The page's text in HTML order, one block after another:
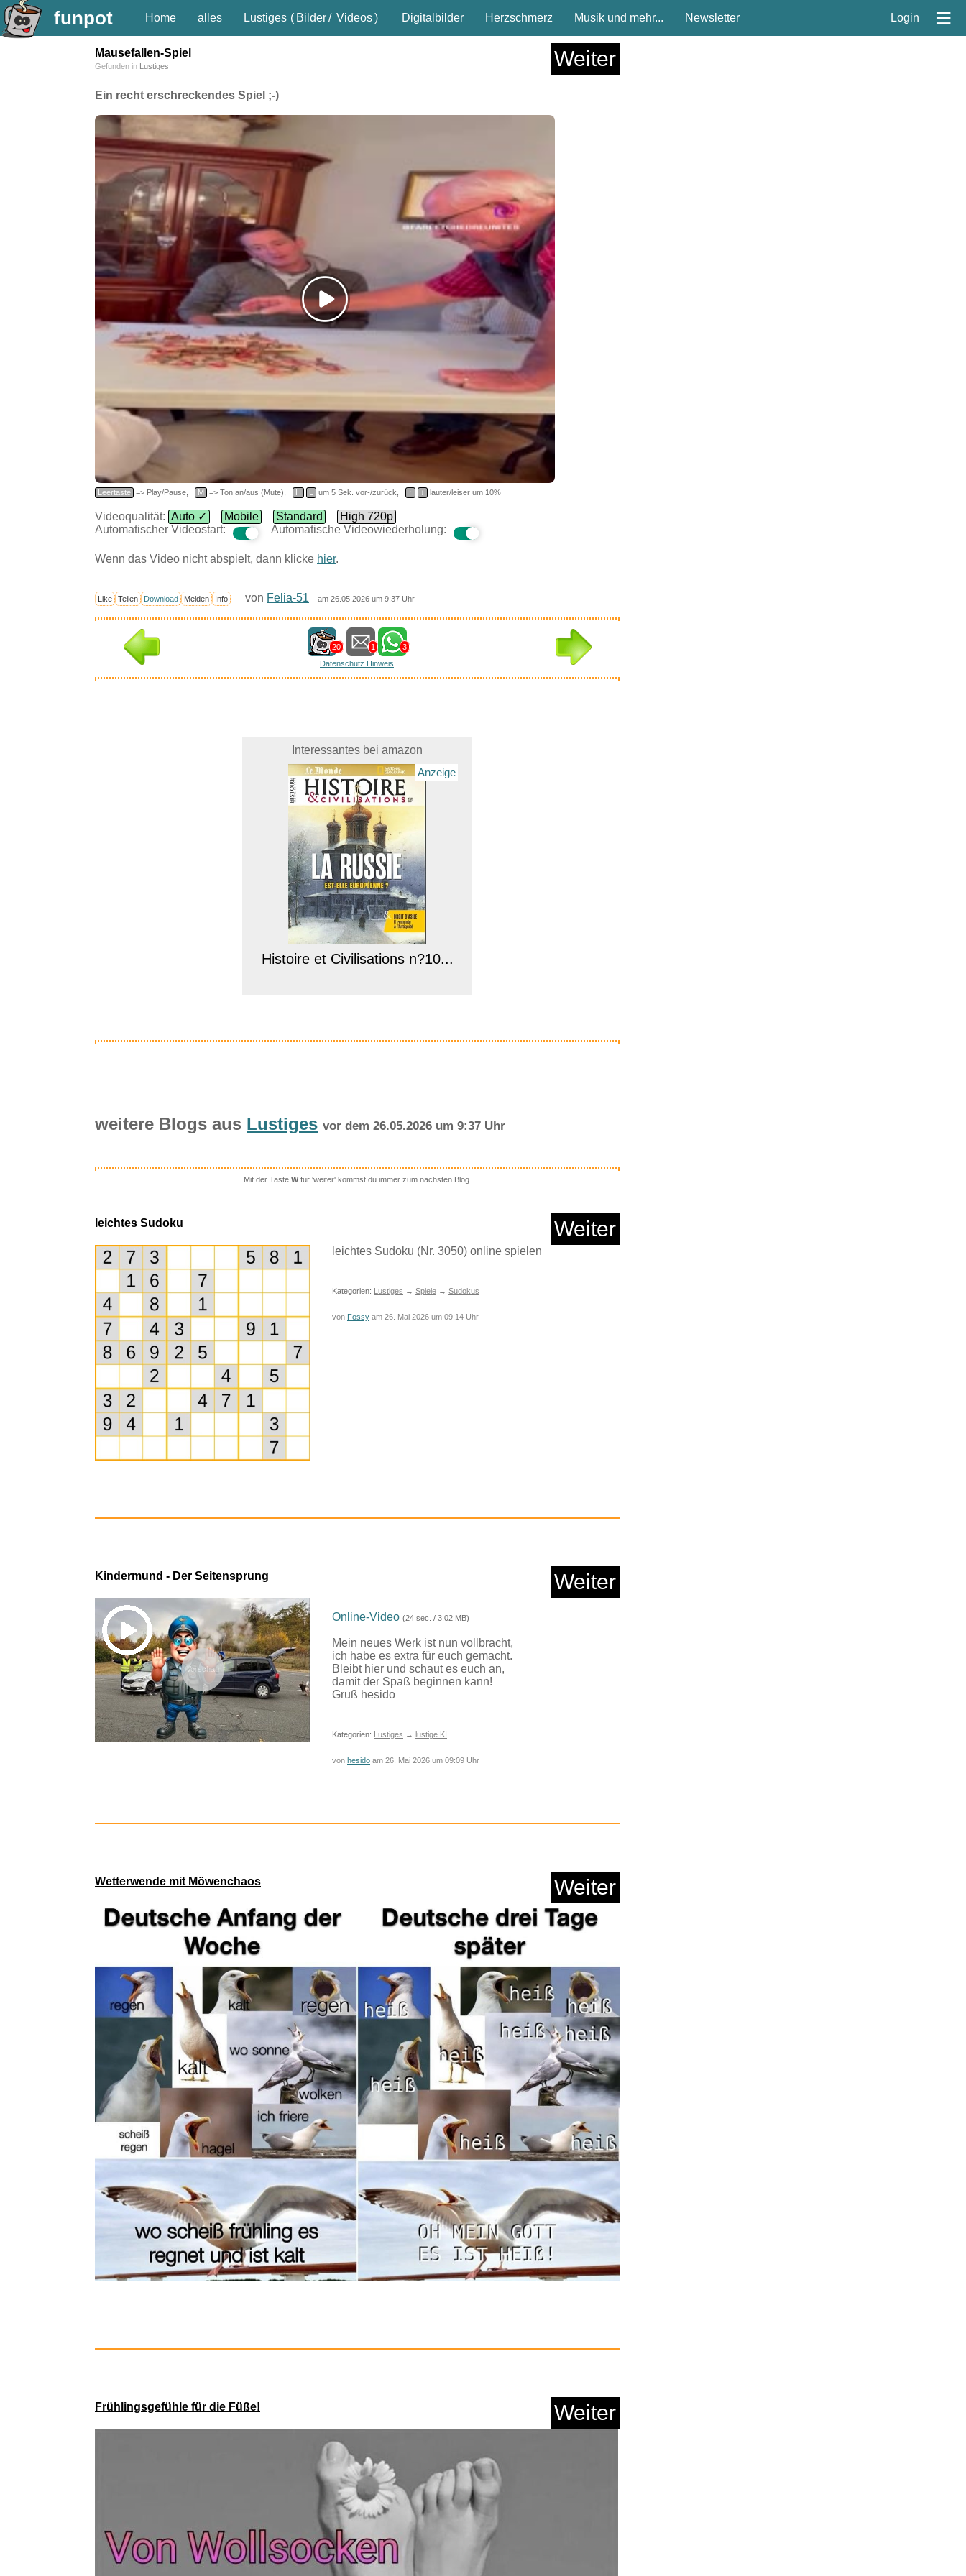
funpot Home alles Lustiges ( Bilder/ Videos) Digitalbilder Herzschmerz Musik und mehr... Newsletter Login ≡
Mausefallen-Spiel Weiter
Gefunden in Lustiges
Ein recht erschreckendes Spiel ;-)
Leertaste => Play/Pause, M => Ton an/aus (Mute), H L um 5 Sek. vor-/zurück, ↑ ↓ lauter/leiser um 10%
Videoqualität: Auto ✓ Mobile Standard
High 720p
Automatischer Videostart:
Automatische Videowiederholung:
Wenn das Video nicht abspielt, dann klicke hier.
Like Teilen Download Melden Info von Felia-51 am 26.05.2026 um 9:37 Uhr
20 1
3
Datenschutz Hinweis
Interessantes bei amazon
Anzeige
Histoire et Civilisations n?10...
Anzeige
Fensterdichtung 400CM 158inch
Geheimnisse sterben nicht...
Lotus Biscoff Süßer...
Anzeige
Ciaccona...
Anzeige
Captain Tsubasa - Die tollen F...
Anzeige
weitere Blogs aus Lustiges vor dem 26.05.2026 um 9:37 Uhr
Mit der Taste Wfür 'weiter' kommst du immer zum nächsten Blog.
leichtes Sudoku Weiter
leichtes Sudoku (Nr. 3050) online spielen
Kategorien: Lustiges → Spiele → Sudokus
von Fossy am 26. Mai 2026 um 09:14 Uhr
Kindermund - Der Seitensprung Weiter
Vorschau
Online-Video (24 sec. / 3.02 MB)
Mein neues Werk ist nun vollbracht,
ich habe es extra für euch gemacht.
Bleibt hier und schaut es euch an,
damit der Spaß beginnen kann!
Gruß hesido
Kategorien: Lustiges → lustige KI
von hesido am 26. Mai 2026 um 09:09 Uhr
Wetterwende mit Möwenchaos Weiter
Frühlingsgefühle für die Füße! Weiter